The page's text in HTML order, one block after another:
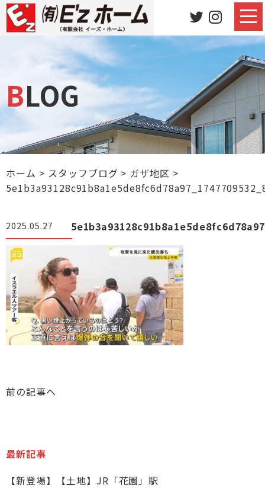
BLOG
ホーム > スタッフブログ > ガザ地区 >
2025.05.27
前の記事へ
最新記事
【新登場】【土地】JR「花園」駅